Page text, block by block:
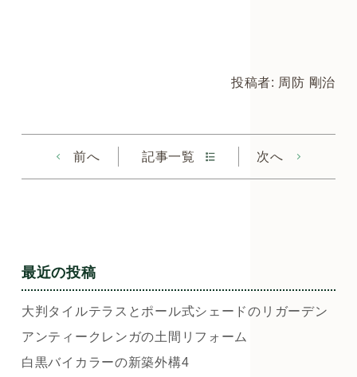
投稿者: 周防 剛治
前へ 記事一覧 次へ
最近の投稿
大判タイルテラスとポール式シェードのリガーデン
アンティークレンガの土間リフォーム
白黒バイカラーの新築外構4